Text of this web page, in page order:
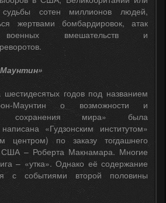
сотен миллионов людей,
жертвами бомбардировок, атак
военных вмешательств и
шестидесятых годов под названием
Маунтин о возможности и
сохранения мира» была
«Гудзонским институтом»
центром) по заказу тогдашнего
– Роберта Макнамара. Многие
– «утка». Однако её содержание
с событиями второй половины